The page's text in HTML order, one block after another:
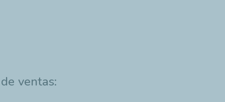
ventas: